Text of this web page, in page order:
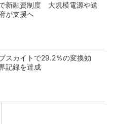
新融資制度 大規模電源や送
が支援へ
スカイトで29.2％の変換効
記録を達成